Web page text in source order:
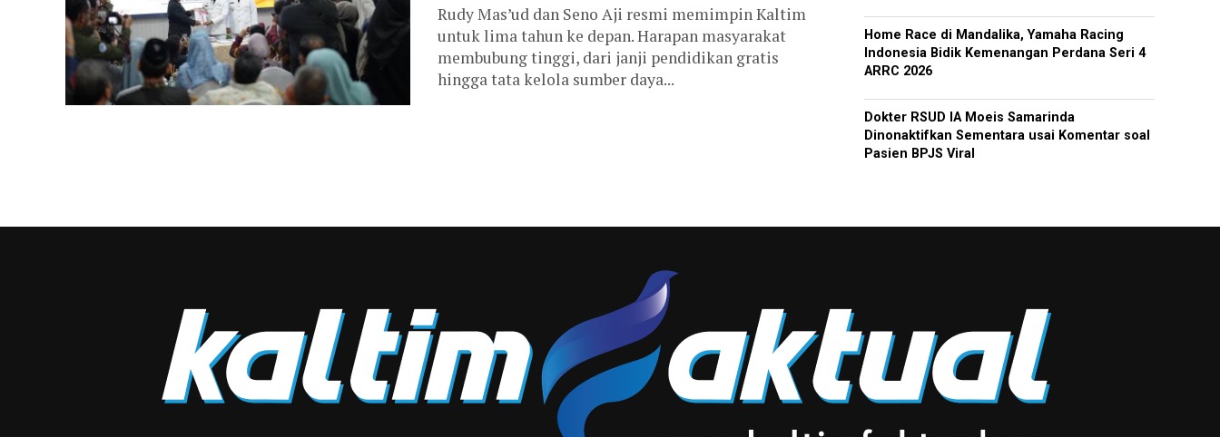
Rudy Mas’ud dan Seno Aji resmi memimpin Kaltim
untuk lima tahun ke depan. Harapan masyarakat
membubung tinggi, dari janji pendidikan gratis
hingga tata kelola sumber daya...
Home Race di Mandalika, Yamaha Racing
Indonesia Bidik Kemenangan Perdana Seri 4
ARRC 2026
Dokter RSUD IA Moeis Samarinda
Dinonaktifkan Sementara usai Komentar soal
Pasien BPJS Viral